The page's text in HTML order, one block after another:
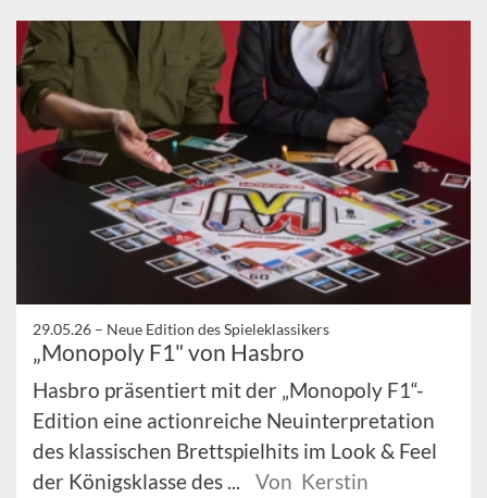
29.05.26 – Neue Edition des Spieleklassikers
„Monopoly F1" von Hasbro
Hasbro präsentiert mit der „Monopoly F1“-
Edition eine actionreiche Neuinterpretation
des klassischen Brettspielhits im Look & Feel
der Königsklasse des ...
Von Kerstin